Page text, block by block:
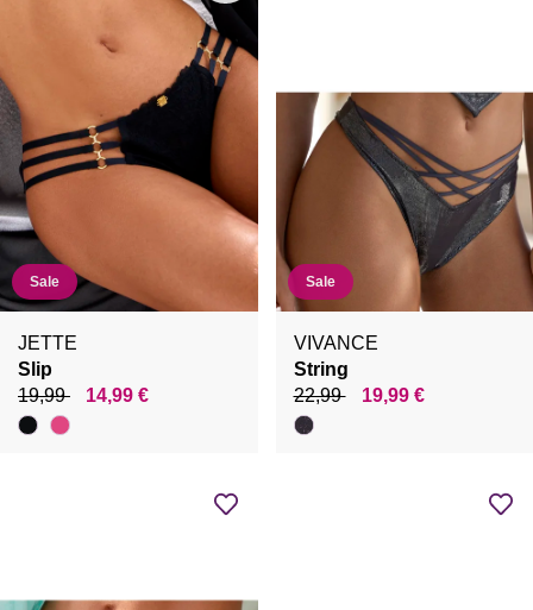
Sale
JETTE
Slip
19,99
14,99 €
Sale
VIVANCE
String
22,99
19,99 €